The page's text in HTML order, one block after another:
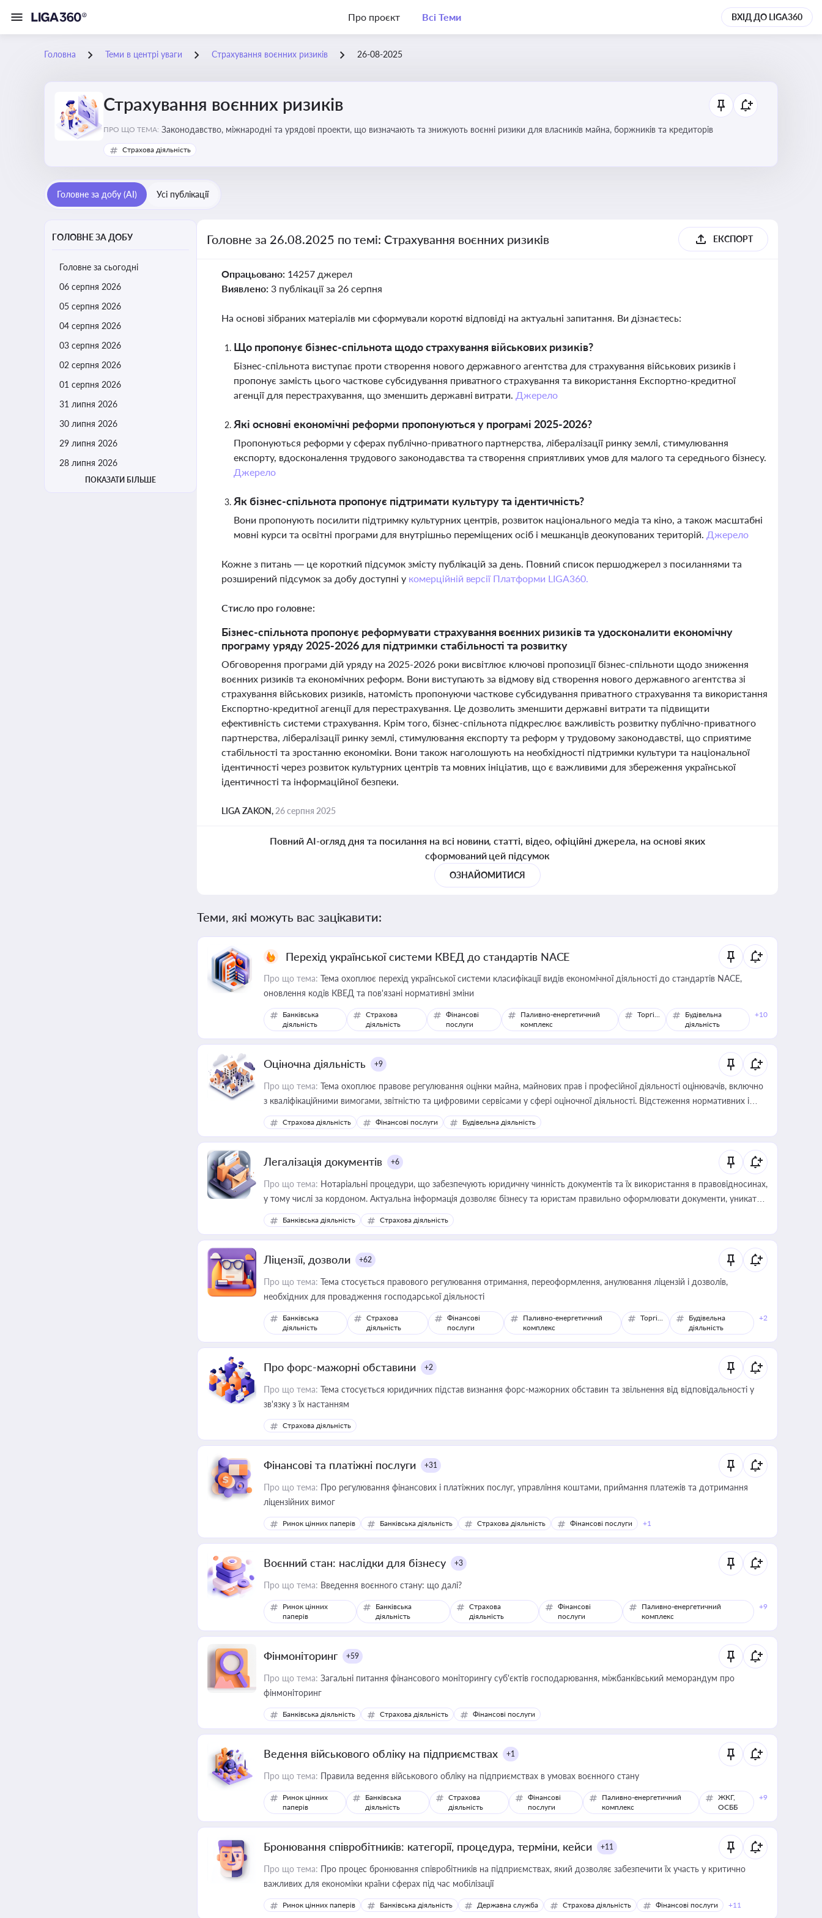
Про проєкт Всі Теми ВХІД ДО LIGA360
Головна Теми в центрі уваги Страхування воєнних ризиків 26-08-2025
Страхування воєнних ризиків
ПРО ЩО ТЕМА: Законодавство, міжнародні та урядові проекти, що визначають та знижують воєнні ризики для власників майна, боржників та кредиторів
Страхова діяльність
Головне за добу (AI) Усі публікації
ГОЛОВНЕ ЗА ДОБУ
Головне за сьогодні
06 серпня 2026
05 серпня 2026
04 серпня 2026
03 серпня 2026
02 серпня 2026
01 серпня 2026
31 липня 2026
30 липня 2026
29 липня 2026
28 липня 2026
ПОКАЗАТИ БІЛЬШЕ
Головне за 26.08.2025 по темі: Страхування воєнних ризиків ЕКСПОРТ
Опрацьовано: 14257 джерел
Виявлено: 3 публікації за 26 серпня
На основі зібраних матеріалів ми сформували короткі відповіді на актуальні запитання. Ви дізнаєтесь:
Що пропонує бізнес-спільнота щодо страхування військових ризиків?
Бізнес-спільнота виступає проти створення нового державного агентства для страхування військових ризиків і
пропонує замість цього часткове субсидування приватного страхування та використання Експортно-кредитної
агенції для перестрахування, що зменшить державні витрати. Джерело
Які основні економічні реформи пропонуються у програмі 2025-2026?
Пропонуються реформи у сферах публічно-приватного партнерства, лібералізації ринку землі, стимулювання
експорту, вдосконалення трудового законодавства та створення сприятливих умов для малого та середнього бізнесу.
Джерело
Як бізнес-спільнота пропонує підтримати культуру та ідентичність?
Вони пропонують посилити підтримку культурних центрів, розвиток національного медіа та кіно, а також масштабні
мовні курси та освітні програми для внутрішньо переміщених осіб і мешканців деокупованих територій. Джерело
Кожне з питань — це короткий підсумок змісту публікацій за день. Повний список першоджерел з посиланнями та
розширений підсумок за добу доступні у комерційній версії Платформи LIGA360.
Стисло про головне:
Бізнес-спільнота пропонує реформувати страхування воєнних ризиків та удосконалити економічну
програму уряду 2025-2026 для підтримки стабільності та розвитку
Обговорення програми дій уряду на 2025-2026 роки висвітлює ключові пропозиції бізнес-спільноти щодо зниження
воєнних ризиків та економічних реформ. Вони виступають за відмову від створення нового державного агентства зі
страхування військових ризиків, натомість пропонуючи часткове субсидування приватного страхування та використання
Експортно-кредитної агенції для перестрахування. Це дозволить зменшити державні витрати та підвищити
ефективність системи страхування. Крім того, бізнес-спільнота підкреслює важливість розвитку публічно-приватного
партнерства, лібералізації ринку землі, стимулювання експорту та реформ у трудовому законодавстві, що сприятиме
стабільності та зростанню економіки. Вони також наголошують на необхідності підтримки культури та національної
ідентичності через розвиток культурних центрів та мовних ініціатив, що є важливими для збереження української
ідентичності та інформаційної безпеки.
LIGA ZAKON, 26 серпня 2025
Повний AI-огляд дня та посилання на всі новини, статті, відео, офіційні джерела, на основі яких
сформований цей підсумок
ОЗНАЙОМИТИСЯ
Теми, які можуть вас зацікавити:
Перехід української системи КВЕД до стандартів NACE
Про що тема: Тема охоплює перехід української системи класифікації видів економічної діяльності до стандартів NACE,
оновлення кодів КВЕД та пов'язані нормативні зміни
Банківська
діяльність
Страхова
діяльність
Фінансові
послуги
Паливно-енергетичний
комплекс
Торгівля
Будівельна
діяльність
+10
Оціночна діяльність +9
Про що тема: Тема охоплює правове регулювання оцінки майна, майнових прав і професійної діяльності оцінювачів, включно
з кваліфікаційними вимогами, звітністю та цифровими сервісами у сфері оціночної діяльності. Відстеження нормативних і
медійних змін у цій сфері корисне для власника бізнесу, керівника, юриста або бухгалтера під час оподаткування,
приватизації, оренди державного майна, корпоративних угод і перевірки статусу суб'єктів оціночної діяльності
Страхова діяльність Фінансові послуги Будівельна діяльність
Легалізація документів +6
Про що тема: Нотаріальні процедури, що забезпечують юридичну чинність документів та їх використання в правовідносинах,
у тому числі за кордоном. Актуальна інформація дозволяє бізнесу та юристам правильно оформлювати документи, уникати
ризиків недійсності та забезпечувати їх належне прийняття органами влади та контрагентами
Банківська діяльність Страхова діяльність
Ліцензії, дозволи +62
Про що тема: Тема стосується правового регулювання отримання, переоформлення, анулювання ліцензій і дозволів,
необхідних для провадження господарської діяльності
Банківська
діяльність
Страхова
діяльність
Фінансові
послуги
Паливно-енергетичний
комплекс
Торгівля
Будівельна
діяльність
+2
Про форс-мажорні обставини +2
Про що тема: Тема стосується юридичних підстав визнання форс-мажорних обставин та звільнення від відповідальності у
зв'язку з їх настанням
Страхова діяльність
Фінансові та платіжні послуги +31
Про що тема: Про регулювання фінансових і платіжних послуг, управління коштами, приймання платежів та дотримання
ліцензійних вимог
Ринок цінних паперів Банківська діяльність Страхова діяльність Фінансові послуги +1
Воєнний стан: наслідки для бізнесу +3
Про що тема: Введення воєнного стану: що далі?
Ринок цінних
паперів
Банківська
діяльність
Страхова
діяльність
Фінансові
послуги
Паливно-енергетичний
комплекс
+9
Фінмоніторинг +59
Про що тема: Загальні питання фінансового моніторингу суб'єктів господарювання, міжбанківський меморандум про
фінмоніторинг
Банківська діяльність Страхова діяльність Фінансові послуги
Ведення військового обліку на підприємствах +1
Про що тема: Правила ведення військового обліку на підприємствах в умовах воєнного стану
Ринок цінних
паперів
Банківська
діяльність
Страхова
діяльність
Фінансові
послуги
Паливно-енергетичний
комплекс
ЖКГ,
ОСББ
+9
Бронювання співробітників: категорії, процедура, терміни, кейси +11
Про що тема: Про процес бронювання співробітників на підприємствах, який дозволяє забезпечити їх участь у критично
важливих для економіки країни сферах під час мобілізації
Ринок цінних паперів Банківська діяльність Державна служба Страхова діяльність Фінансові послуги +11